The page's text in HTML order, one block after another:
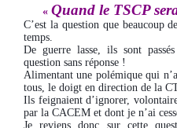
« Quand le TSCP
C’est la question que beaucoup
temps.
De guerre lasse, ils sont
question sans réponse !
Alimentant une polémique qui
tous, le doigt en direction de la
Ils feignaient d’ignorer,
par la CACEM et dont je n’ai
Je reviens donc sur cette